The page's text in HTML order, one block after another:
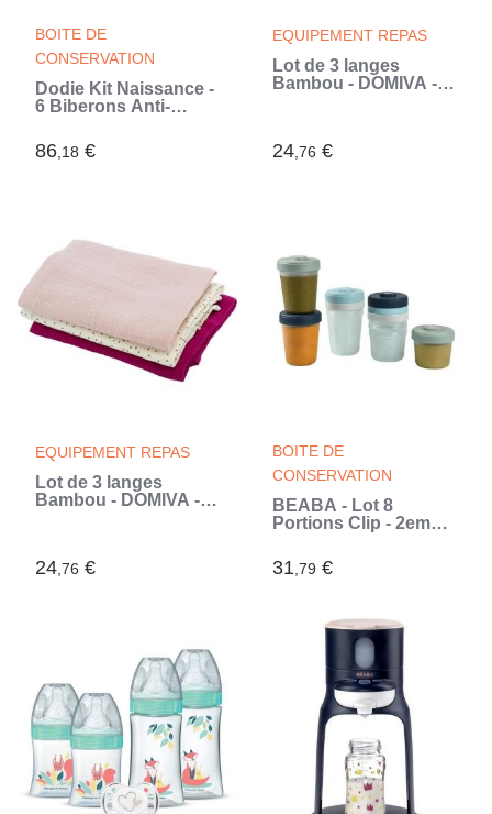
BOITE DE
CONSERVATION
Dodie Kit Naissance -
6 Biberons Anti-
Plates, 1 Sucette
Anatomique 0-2 Mois,
86,18 €
EQUIPEMENT REPAS
Lot de 3 langes
Bambou - DOMIVA - 1
24,76 €
EQUIPEMENT REPAS
Lot de 3 langes
Bambou - DOMIVA - 1
24,76 €
BOITE DE
CONSERVATION
BÉABA - Lot 8
Portions Clip - 2eme
Hermetique -
Empilables (Bleu)
31,79 €